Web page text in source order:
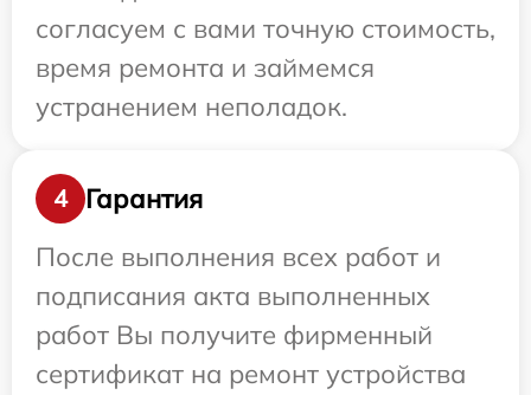
согласуем с вами точную стоимость,
время ремонта и займемся
устранением неполадок.
4
Гарантия
После выполнения всех работ и
подписания акта выполненных
работ Вы получите фирменный
сертификат на ремонт устройства